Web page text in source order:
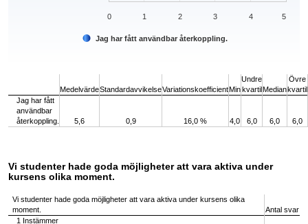
Jag har fått användbar återkoppling.
0 1 2 3 4 5
MedelvärdeStandardavvikelseVariationskoefficientMin
Undre
kvartil Median
Övre
kvartil
Jag har fått
användbar
återkoppling.
5,6 0,9 16,0 % 4,0 6,0 6,0 6,0
Vi studenter hade goda möjligheter att vara aktiva under
kursens olika moment.
Vi studenter hade goda möjligheter att vara aktiva under kursens olika
moment.
Antal svar
1 Instämmer